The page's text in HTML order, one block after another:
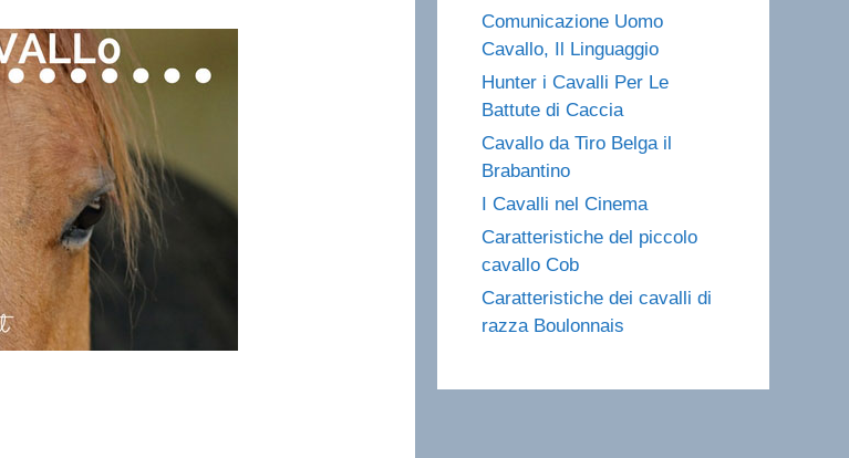
Comunicazione Uomo
Cavallo, Il Linguaggio
Hunter i Cavalli Per Le
Battute di Caccia
Cavallo da Tiro Belga il
Brabantino
I Cavalli nel Cinema
Caratteristiche del piccolo
cavallo Cob
Caratteristiche dei cavalli di
razza Boulonnais